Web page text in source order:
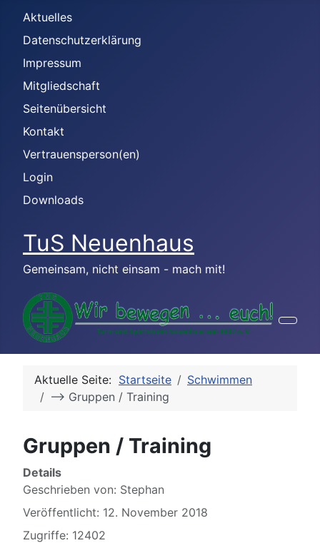
Aktuelles
Datenschutzerklärung
Impressum
Mitgliedschaft
Seitenübersicht
Kontakt
Vertrauensperson(en)
Login
Downloads
TuS Neuenhaus
Gemeinsam, nicht einsam - mach mit!
Aktuelle Seite: Startseite
Schwimmen
--> Gruppen / Training
Gruppen / Training
Details
Geschrieben von: Stephan
Veröffentlicht: 12. November 2018
Zugriffe: 12402